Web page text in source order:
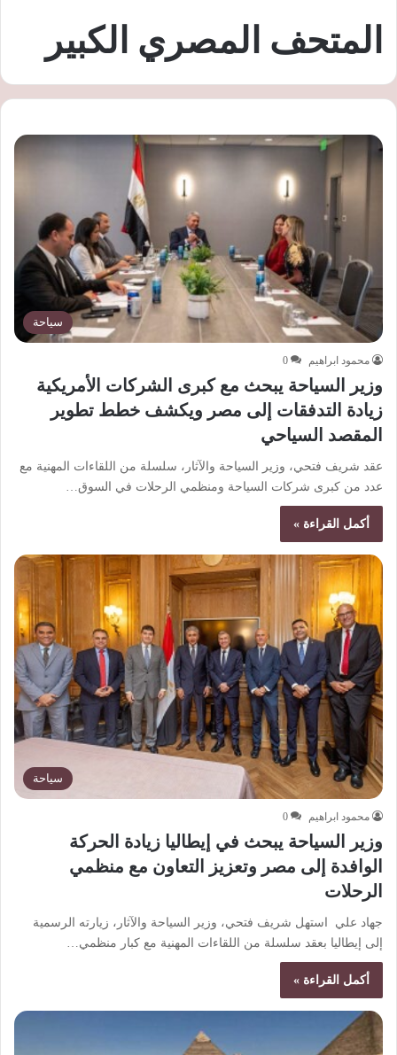
المتحف المصري الكبير
سياحة
محمود ابراهيم 0
وزير السياحة يبحث مع كبرى الشركات الأمريكية
زيادة التدفقات إلى مصر ويكشف خطط تطوير
المقصد السياحي
عقد شريف فتحي، وزير السياحة والآثار، سلسلة من اللقاءات المهنية مع
عدد من كبرى شركات السياحة ومنظمي الرحلات في السوق…
أكمل القراءة »
سياحة
محمود ابراهيم 0
وزير السياحة يبحث في إيطاليا زيادة الحركة
الوافدة إلى مصر وتعزيز التعاون مع منظمي
الرحلات
جهاد علي استهل شريف فتحي، وزير السياحة والآثار، زيارته الرسمية
إلى إيطاليا بعقد سلسلة من اللقاءات المهنية مع كبار منظمي…
أكمل القراءة »